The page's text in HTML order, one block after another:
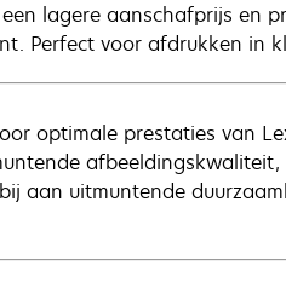
lagere aanschafprijs en
Perfect voor afdrukken in
optimale prestaties van
aan uitmuntende